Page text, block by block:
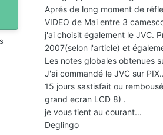
Aprés de long moment de
VIDEO de Mai entre 3
j'ai choisit également le JVC.
2007(selon l'article) et
Les notes globales obtenues
J'ai commandé le JVC sur
15 jours sastisfait ou
grand ecran LCD 8) .
je vous tient au courant...
Deglingo